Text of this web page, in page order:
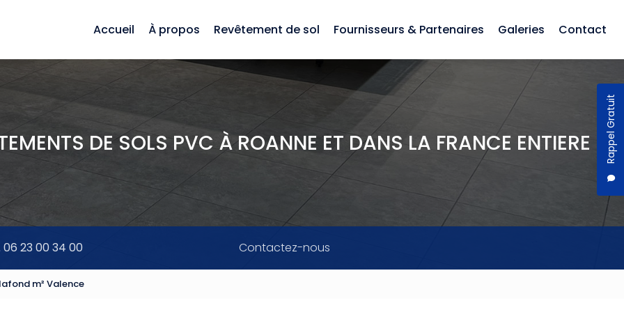
Rappel Gratuit
Accueil
À propos Revêtement de sol Fournisseurs & Partenaires Galeries Contact
DE SOLS PVC À ROANNE ET DANS LA FRANCE ENTIERE
06 23 00 34 00 Contactez-nous
m² Valence